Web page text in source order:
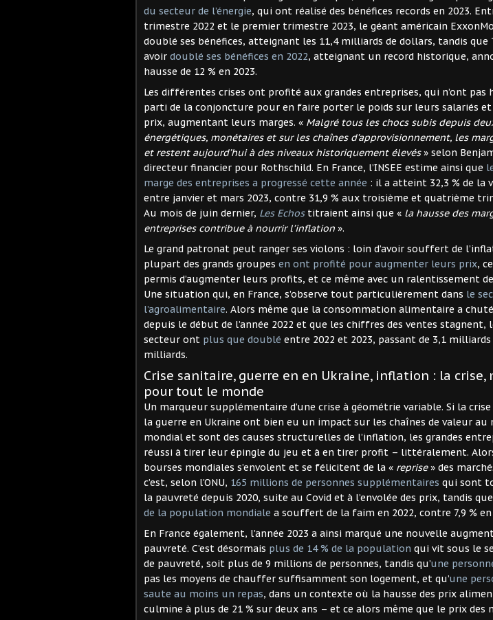
du secteur de l’énergie, qui ont réalisé des bénéfices records en 2023.
trimestre 2022 et le premier trimestre 2023, le géant américain
doublé ses bénéfices, atteignant les 11,4 milliards de dollars, tandis que
avoir doublé ses bénéfices en 2022, atteignant un record historique,
hausse de 12 % en 2023.
Les différentes crises ont profité aux grandes entreprises, qui n’ont pas
parti de la conjoncture pour en faire porter le poids sur leurs salariés
prix, augmentant leurs marges. « Malgré tous les chocs subis depuis
énergétiques, monétaires et sur les chaînes d’approvisionnement, les
et restent aujourd’hui à des niveaux historiquement élevés» selon
directeur financier pour Rothschild. En France, l’INSEE estime ainsi que
marge des entreprises a progressé cette année : il a atteint 32,3 % de la
entre janvier et mars 2023, contre 31,9 % aux troisième et quatrième
Au mois de juin dernier, Les Echostitraient ainsi que « la hausse des
entreprises contribue à nourrir l’inflation ».
Le grand patronat peut ranger ses violons : loin d’avoir souffert de
plupart des grands groupes en ont profité pour augmenter leurs prix,
permis d’augmenter leurs profits, et ce même avec un ralentissement
Une situation qui, en France, s’observe tout particulièrement dans le
l’agroalimentaire. Alors même que la consommation alimentaire a chuté
depuis le début de l’année 2022 et que les chiffres des ventes stagnent,
secteur ont plus que doublé entre 2022 et 2023, passant de 3,1 milliards
milliards.
Crise sanitaire, guerre en en Ukraine, inflation : la crise,
pour tout le monde
Un marqueur supplémentaire d’une crise à géométrie variable. Si la
la guerre en Ukraine ont bien eu un impact sur les chaînes de valeur au
mondial et sont des causes structurelles de l’inflation, les grandes
réussi à tirer leur épingle du jeu et à en tirer profit – littéralement.
bourses mondiales s’envolent et se félicitent de la « reprise» des
c’est, selon l’ONU, 165 millions de personnes supplémentaires qui sont
la pauvreté depuis 2020, suite au Covid et à l’envolée des prix, tandis que
de la population mondiale a souffert de la faim en 2022, contre 7,9 % en
En France également, l’année 2023 a ainsi marqué une nouvelle
pauvreté. C’est désormais plus de 14 % de la population qui vit sous le
de pauvreté, soit plus de 9 millions de personnes, tandis qu’une
pas les moyens de chauffer suffisamment son logement, et qu’une
saute au moins un repas, dans un contexte où la hausse des prix
culmine à plus de 21 % sur deux ans – et ce alors même que le prix des